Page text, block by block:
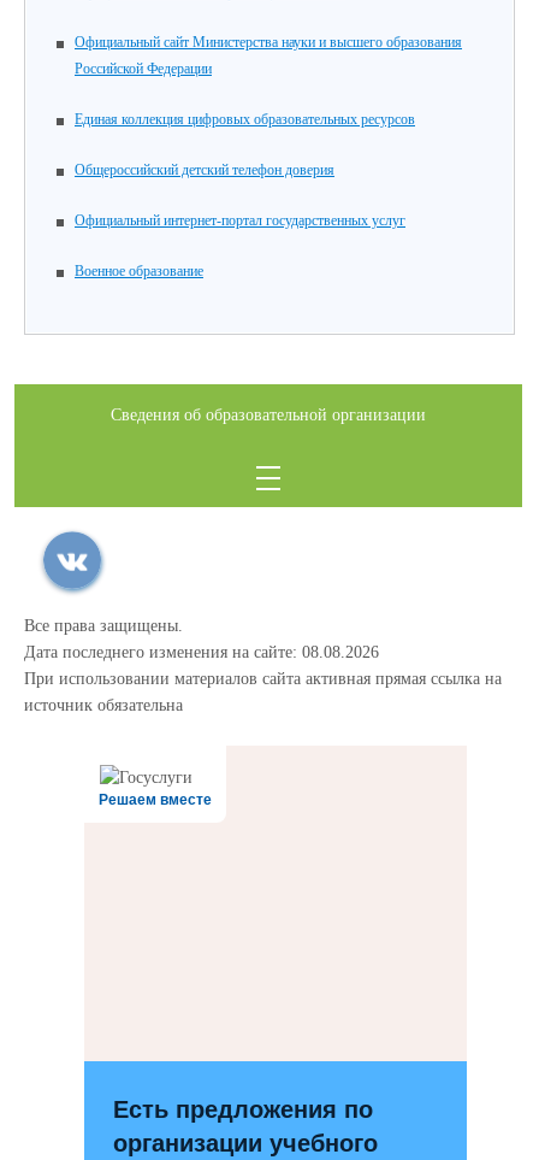
Официальный сайт Министерства науки и высшего образования
Российской Федерации
Единая коллекция цифровых образовательных ресурсов
Общероссийский детский телефон доверия
Официальный интернет-портал государственных услуг
Военное образование
Сведения об образовательной организации
Все права защищены.
Дата последнего изменения на сайте: 08.08.2026
При использовании материалов сайта активная прямая ссылка на
источник обязательна
Решаем вместе
Есть предложения по
организации учебного